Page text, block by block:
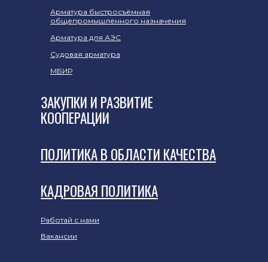
КАДРОВАЯ ПОЛИТИКА
ЗАКУПКИ И РАЗВИТИЕ
КООПЕРАЦИИ
ПОЛИТИКА В ОБЛАСТИ КАЧЕСТВА
Работай с нами
Вакансии
МБИР
Судовая арматура
Арматура быстросъёмная
общепромышленного назначения
Арматура для АЭС